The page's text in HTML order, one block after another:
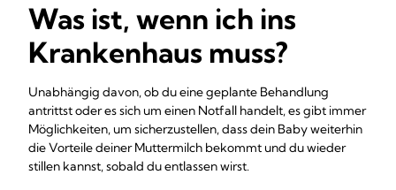
Was ist, wenn ich ins
Krankenhaus muss?
Unabhängig davon, ob du eine geplante Behandlung
antrittst oder es sich um einen Notfall handelt, es gibt immer
Möglichkeiten, um sicherzustellen, dass dein Baby weiterhin
die Vorteile deiner Muttermilch bekommt und du wieder
stillen kannst, sobald du entlassen wirst.